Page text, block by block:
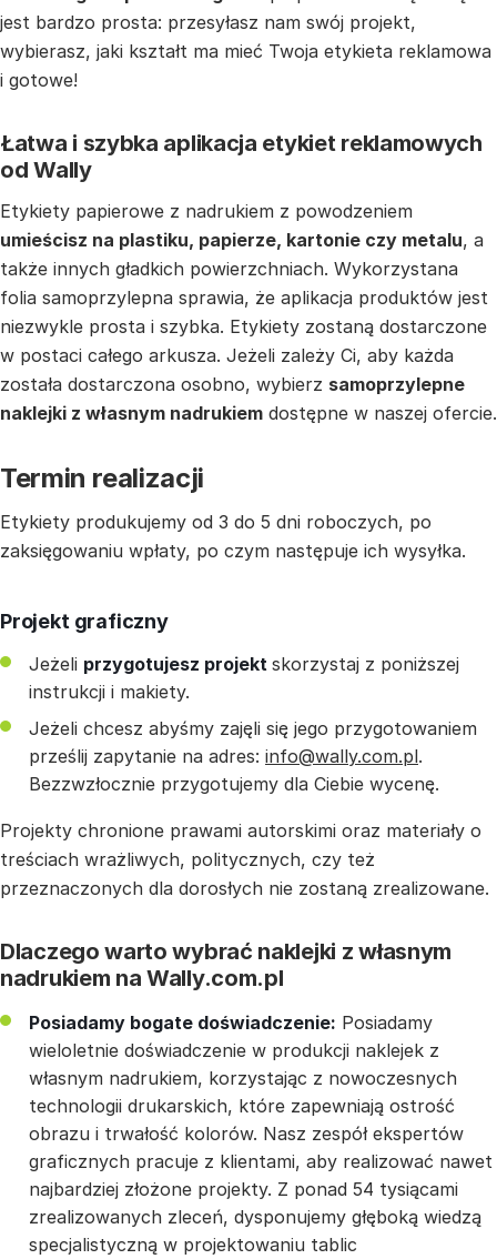
jest bardzo prosta: przesyłasz nam swój projekt,
wybierasz, jaki kształt ma mieć Twoja etykieta reklamowa
i gotowe!
Łatwa i szybka aplikacja etykiet reklamowych
od Wally
Etykiety papierowe z nadrukiem z powodzeniem
umieścisz na plastiku, papierze, kartonie czy metalu, a
także innych gładkich powierzchniach. Wykorzystana
folia samoprzylepna sprawia, że aplikacja produktów jest
niezwykle prosta i szybka. Etykiety zostaną dostarczone
w postaci całego arkusza. Jeżeli zależy Ci, aby każda
została dostarczona osobno, wybierz samoprzylepne
naklejki z własnym nadrukiem dostępne w naszej ofercie.
Termin realizacji
Etykiety produkujemy od 3 do 5 dni roboczych, po
zaksięgowaniu wpłaty, po czym następuje ich wysyłka.
Projekt graficzny
Jeżeli przygotujesz projekt skorzystaj z poniższej
instrukcji i makiety.
Jeżeli chcesz abyśmy zajęli się jego przygotowaniem
prześlij zapytanie na adres: info@wally.com.pl.
Bezzwzłocznie przygotujemy dla Ciebie wycenę.
Projekty chronione prawami autorskimi oraz materiały o
treściach wrażliwych, politycznych, czy też
przeznaczonych dla dorosłych nie zostaną zrealizowane.
Dlaczego warto wybrać naklejki z własnym
nadrukiem na Wally.com.pl
Posiadamy bogate doświadczenie: Posiadamy
wieloletnie doświadczenie w produkcji naklejek z
własnym nadrukiem, korzystając z nowoczesnych
technologii drukarskich, które zapewniają ostrość
obrazu i trwałość kolorów. Nasz zespół ekspertów
graficznych pracuje z klientami, aby realizować nawet
najbardziej złożone projekty. Z ponad 54 tysiącami
zrealizowanych zleceń, dysponujemy głęboką wiedzą
specjalistyczną w projektowaniu tablic